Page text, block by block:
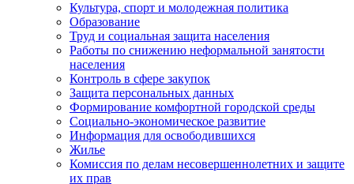
Культура, спорт и молодежная политика
Образование
Труд и социальная защита населения
Работы по снижению неформальной занятости
населения
Контроль в сфере закупок
Защита персональных данных
Формирование комфортной городской среды
Социально-экономическое развитие
Информация для освободившихся
Жилье
Комиссия по делам несовершеннолетних и защите
их прав